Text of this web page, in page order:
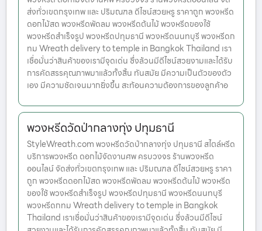
ส่งทั่วเขตกรุงเทพ และ ปริมณฑล ดีไซน์สวยหรู ราคาถูก พวงหรีด
ดอกไม้สด พวงหรีดพัดลม พวงหรีดต้นไม้ พวงหรีดของใช้
พวงหรีดสำเร็จรูป พวงหรีดปทุมธานี พวงหรีดนนทบุรี พวงหรีดก
ทม Wreath delivery to temple in Bangkok Thailand เรา
เชื่อมั่นว่าสินค้าของเรามีจุดเด่น ซึ่งล้วนมีดีไซน์สวยงามและได้รับ
การคัดสรรคุณภาพมาแล้วทั้งสิ้น ทันสมัย มีความเป็นตัวของตัว
เอง มีความชัดเจนมากยิ่งขึ้น สะท้อนความต้องการของลูกค้าอ
พวงหรีดวัดป่ากลางทุ่ง ปทุมธานี
StyleWreath.com พวงหรีดวัดป่ากลางทุ่ง ปทุมธานี สไตล์หรีด
บริการพวงหรีด ดอกไม้จัดงานศพ ครบวงจร ร้านพวงหรีด
ออนไลน์ จัดส่งทั่วเขตกรุงเทพ และ ปริมณฑล ดีไซน์สวยหรู ราคา
ถูก พวงหรีดดอกไม้สด พวงหรีดพัดลม พวงหรีดต้นไม้ พวงหรีด
ของใช้ พวงหรีดสำเร็จรูป พวงหรีดปทุมธานี พวงหรีดนนทบุรี
พวงหรีดกทม Wreath delivery to temple in Bangkok
Thailand เราเชื่อมั่นว่าสินค้าของเรามีจุดเด่น ซึ่งล้วนมีดีไซน์